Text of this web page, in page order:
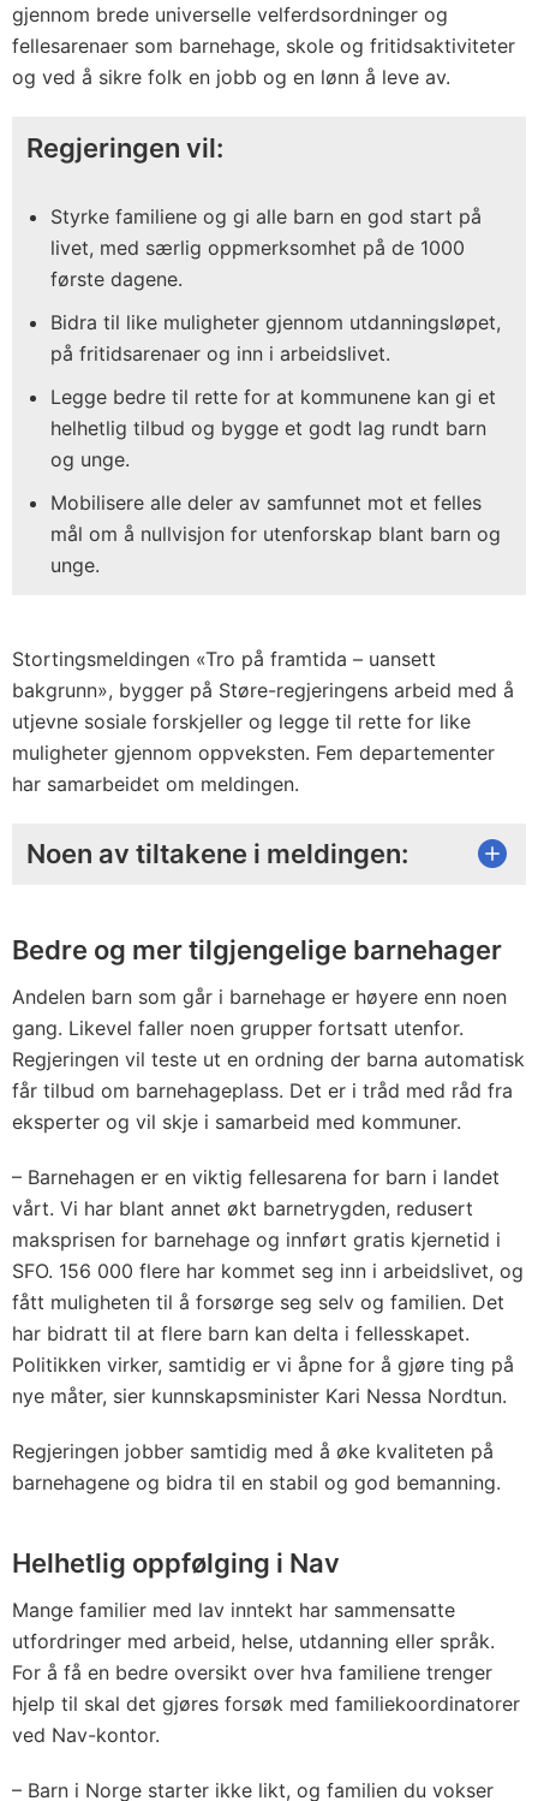
gjennom brede universelle velferdsordninger og
fellesarenaer som barnehage, skole og fritidsaktiviteter
og ved å sikre folk en jobb og en lønn å leve av.
Regjeringen vil:
Styrke familiene og gi alle barn en god start på
livet, med særlig oppmerksomhet på de 1000
første dagene.
Bidra til like muligheter gjennom utdanningsløpet,
på fritidsarenaer og inn i arbeidslivet.
Legge bedre til rette for at kommunene kan gi et
helhetlig tilbud og bygge et godt lag rundt barn
og unge.
Mobilisere alle deler av samfunnet mot et felles
mål om å nullvisjon for utenforskap blant barn og
unge.
Stortingsmeldingen «Tro på framtida – uansett
bakgrunn», bygger på Støre-regjeringens arbeid med å
utjevne sosiale forskjeller og legge til rette for like
muligheter gjennom oppveksten. Fem departementer
har samarbeidet om meldingen.
Noen av tiltakene i meldingen:
Bedre og mer tilgjengelige barnehager
Andelen barn som går i barnehage er høyere enn noen
gang. Likevel faller noen grupper fortsatt utenfor.
Regjeringen vil teste ut en ordning der barna automatisk
får tilbud om barnehageplass. Det er i tråd med råd fra
eksperter og vil skje i samarbeid med kommuner.
– Barnehagen er en viktig fellesarena for barn i landet
vårt. Vi har blant annet økt barnetrygden, redusert
maksprisen for barnehage og innført gratis kjernetid i
SFO. 156 000 flere har kommet seg inn i arbeidslivet, og
fått muligheten til å forsørge seg selv og familien. Det
har bidratt til at flere barn kan delta i fellesskapet.
Politikken virker, samtidig er vi åpne for å gjøre ting på
nye måter, sier kunnskapsminister Kari Nessa Nordtun.
Regjeringen jobber samtidig med å øke kvaliteten på
barnehagene og bidra til en stabil og god bemanning.
Helhetlig oppfølging i Nav
Mange familier med lav inntekt har sammensatte
utfordringer med arbeid, helse, utdanning eller språk.
For å få en bedre oversikt over hva familiene trenger
hjelp til skal det gjøres forsøk med familiekoordinatorer
ved Nav-kontor.
– Barn i Norge starter ikke likt, og familien du vokser